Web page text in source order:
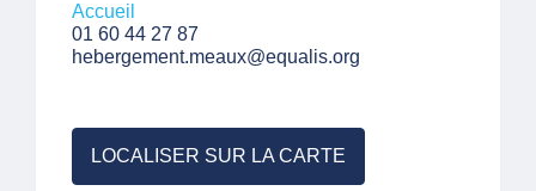
Accueil
01 60 44 27 87
hebergement.meaux@equalis.org
LOCALISER SUR LA CARTE